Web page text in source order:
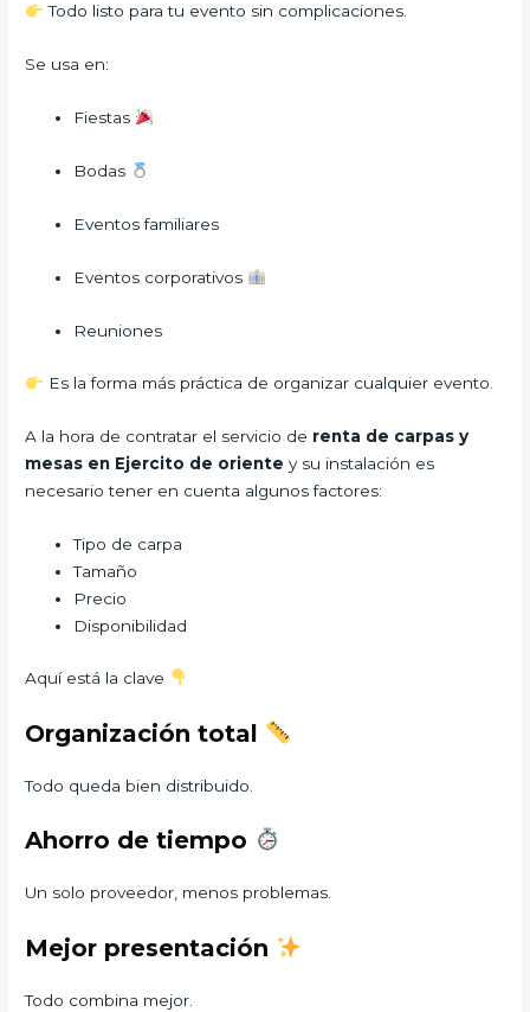
Todo listo para tu evento sin complicaciones.
Se usa en:
Fiestas
Bodas
Eventos familiares
Eventos corporativos
Reuniones
Es la forma más práctica de organizar cualquier evento.
A la hora de contratar el servicio de renta de carpas y
mesas en Ejercito de oriente y su instalación es
necesario tener en cuenta algunos factores:
Tipo de carpa
Tamaño
Precio
Disponibilidad
Aquí está la clave
Organización total
Todo queda bien distribuido.
Ahorro de tiempo
Un solo proveedor, menos problemas.
Mejor presentación
Todo combina mejor.